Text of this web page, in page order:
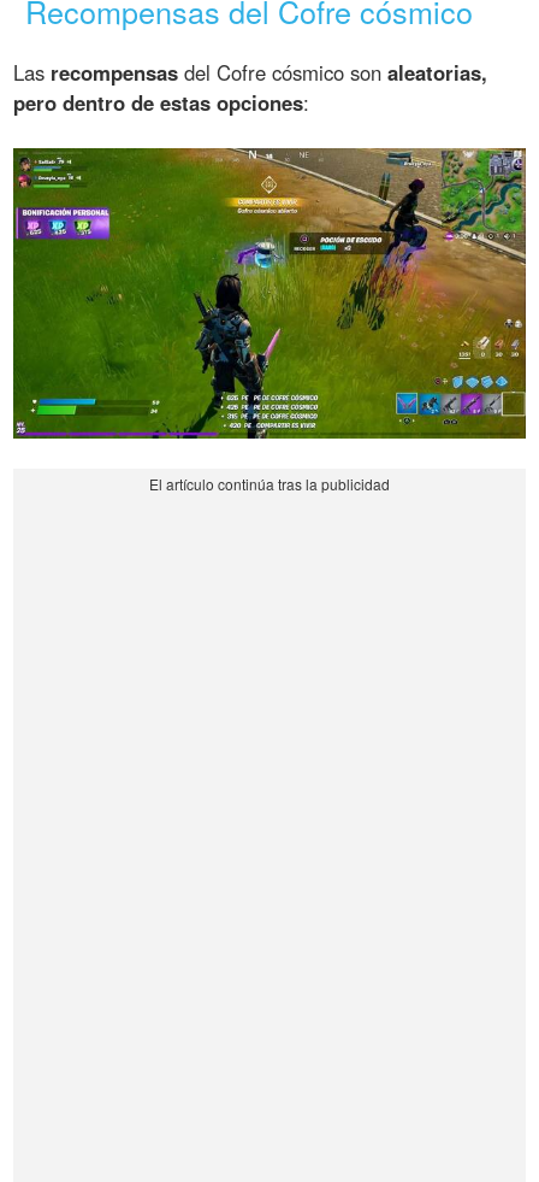
Recompensas del Cofre cósmico
Las recompensas del Cofre cósmico sonaleatorias,
pero dentro de estas opciones: